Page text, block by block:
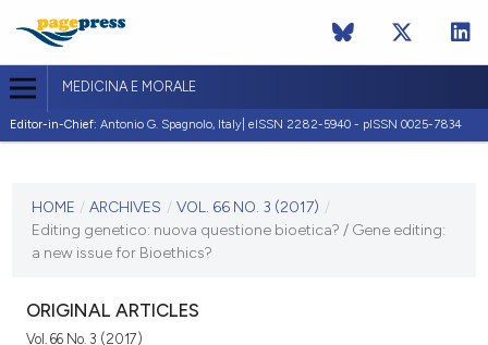
MEDICINA E MORALE
Editor-in-Chief: Antonio G. Spagnolo, Italy| eISSN 2282-5940 - pISSN 0025-7834
VOL. 66 NO. 3 (2017)
3 July 2017
HOME / ARCHIVES / VOL. 66 NO. 3 (2017) /
Editing genetico: nuova questione bioetica? / Gene editing:
a new issue for Bioethics?
ORIGINAL ARTICLES
Vol. 66 No. 3 (2017)